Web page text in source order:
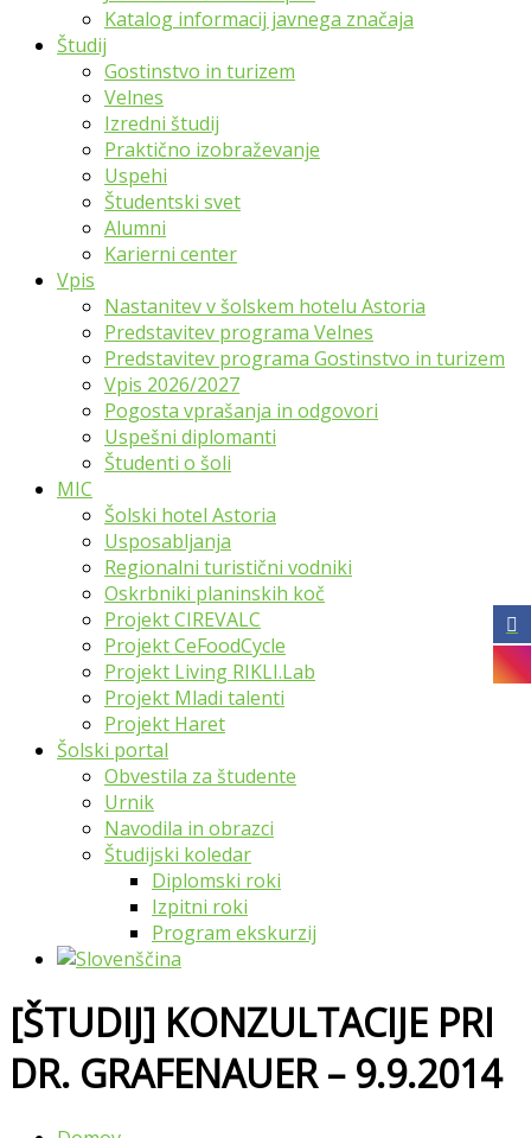
Katalog informacij javnega značaja
Študij
Gostinstvo in turizem
Velnes
Izredni študij
Praktično izobraževanje
Uspehi
Študentski svet
Alumni
Karierni center
Vpis
Nastanitev v šolskem hotelu Astoria
Predstavitev programa Velnes
Predstavitev programa Gostinstvo in turizem
Vpis 2026/2027
Pogosta vprašanja in odgovori
Uspešni diplomanti
Študenti o šoli
MIC
Šolski hotel Astoria
Usposabljanja
Regionalni turistični vodniki
Oskrbniki planinskih koč
Projekt CIREVALC
Projekt CeFoodCycle
Projekt Living RIKLI.Lab
Projekt Mladi talenti
Projekt Haret
Šolski portal
Obvestila za študente
Urnik
Navodila in obrazci
Študijski koledar
Diplomski roki
Izpitni roki
Program ekskurzij
[ŠTUDIJ] KONZULTACIJE PRI
DR. GRAFENAUER – 9.9.2014